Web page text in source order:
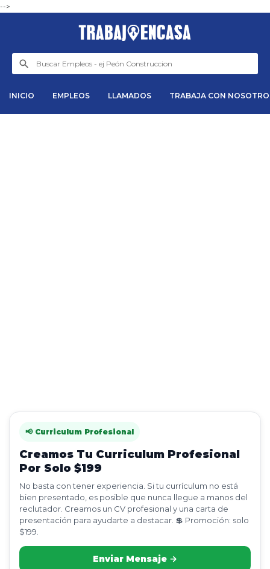
-->
INICIO EMPLEOS LLAMADOS TRABAJA CON
📢 Curriculum Profesional
Creamos Tu Curriculum Profesional
Por Solo $199
No basta con tener experiencia. Si tu currículum no está
bien presentado, es posible que nunca llegue a manos del
reclutador. Creamos un CV profesional y una carta de
presentación para ayudarte a destacar. 💲 Promoción: solo
$199.
Enviar Mensaje →